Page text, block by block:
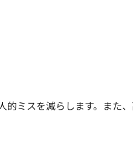
ミスを減らします。また